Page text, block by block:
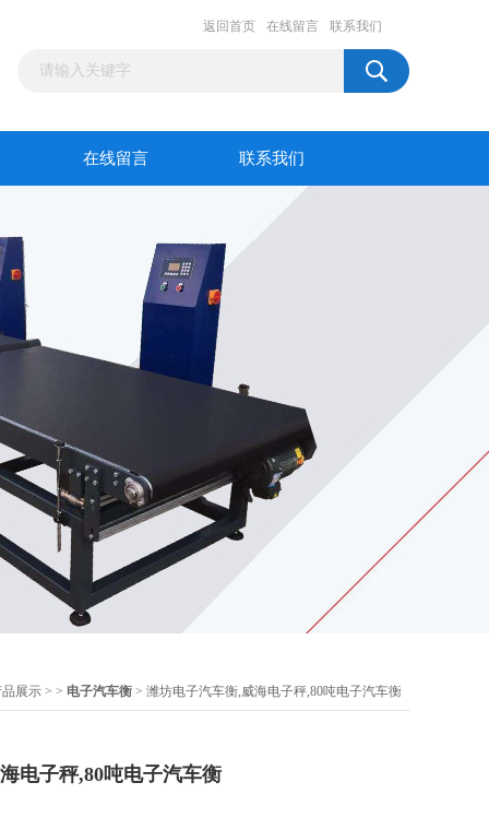
返回首页 在线留言 联系我们
在线留言 联系我们
品展示 > > 电子汽车衡 > 潍坊电子汽车衡,威海电子秤,80吨电子汽车衡
电子秤,80吨电子汽车衡